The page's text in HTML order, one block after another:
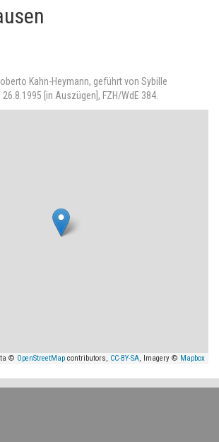
Kahn-Heymann, geführt von Sybille
[in Auszügen], FZH/WdE 384.
© OpenStreetMap contributors, CC-BY-SA, Imagery © Mapbox